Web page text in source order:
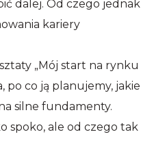
dalej. Od czego jednak
kariery
„Mój start na rynku
po co ją planujemy, jakie
silne fundamenty.
spoko, ale od czego tak